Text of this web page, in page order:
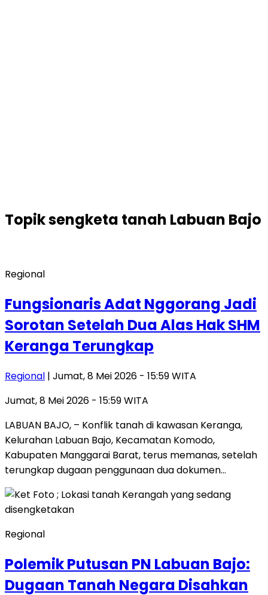
Topiksengketa tanah Labuan Bajo
Regional
Fungsionaris Adat Nggorang Jadi
Sorotan Setelah Dua Alas Hak SHM
Keranga Terungkap
Regional | Jumat, 8 Mei 2026 - 15:59 WITA
Jumat, 8 Mei 2026 - 15:59 WITA
LABUAN BAJO, – Konflik tanah di kawasan Keranga,
Kelurahan Labuan Bajo, Kecamatan Komodo,
Kabupaten Manggarai Barat, terus memanas, setelah
terungkap dugaan penggunaan dua dokumen…
Regional
Polemik Putusan PN Labuan Bajo:
Dugaan Tanah Negara Disahkan